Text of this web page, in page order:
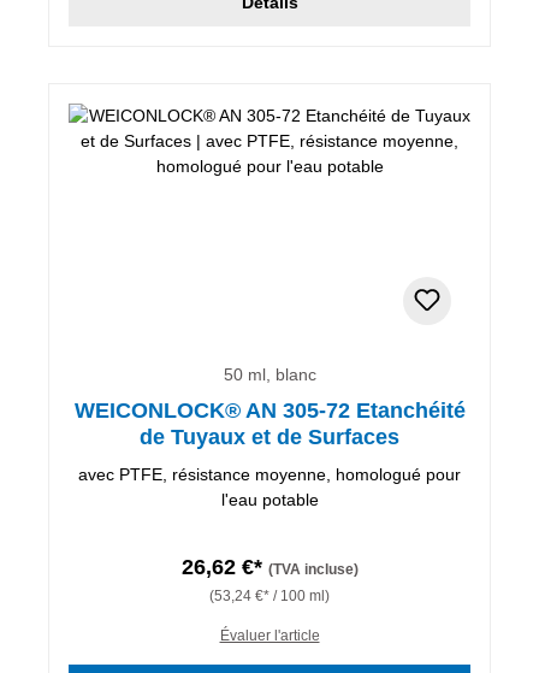
50 ml, blanc
WEICONLOCK® AN 305-72 Etanchéité
de Tuyaux et de Surfaces
avec PTFE, résistance moyenne, homologué pour
l'eau potable
26,62 €* (TVA incluse)
(53,24 €* / 100 ml)
Évaluer l'article